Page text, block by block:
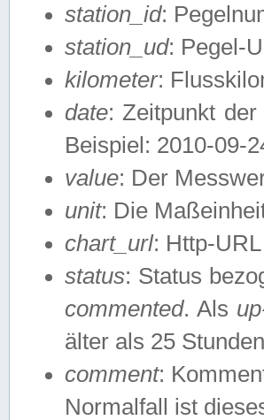
station_id:
station_ud: Pegel-
kilometer:
date: Zeitpunkt
Beispiel: 2010-09-
value: Der
unit: Die
chart_url: Http-
status: Status
commented. Als
älter als 25
comment:
Normalfall ist